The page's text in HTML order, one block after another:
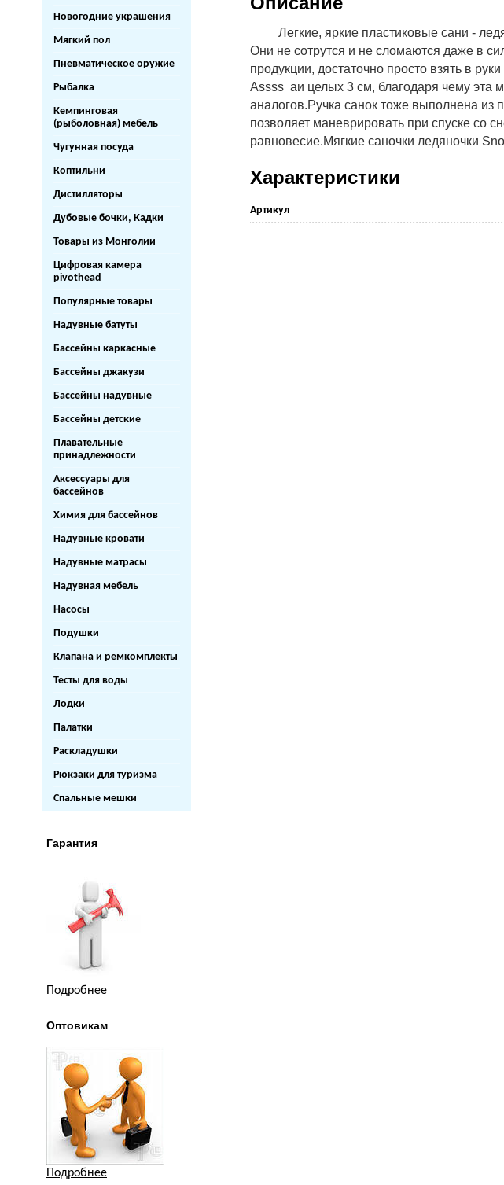
Новогодние украшения
Мягкий пол
Пневматическое оружие
Рыбалка
Кемпинговая
(рыболовная) мебель
Чугунная посуда
Коптильни
Дистилляторы
Дубовые бочки, Кадки
Товары из Монголии
Цифровая камера
pivothead
Популярные товары
Надувные батуты
Бассейны каркасные
Бассейны джакузи
Бассейны надувные
Бассейны детские
Плавательные
принадлежности
Аксессуары для
бассейнов
Химия для бассейнов
Надувные кровати
Надувные матрасы
Надувная мебель
Насосы
Подушки
Клапана и ремкомплекты
Тесты для воды
Лодки
Палатки
Раскладушки
Рюкзаки для туризма
Спальные мешки
Гарантия
Подробнее
Оптовикам
Подробнее
Легкие, яркие пластиковые сани -
Они не сотрутся и не сломаются даже в
продукции, достаточно просто взять в
Assss аи целых 3 см, благодаря чему эта
аналогов.Ручка санок тоже выполнена из
позволяет маневрировать при спуске со
равновесие.Мягкие саночки ледяночки
Характеристики
Артикул